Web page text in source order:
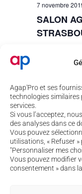
Agap'Pro et ses
technologies similaires
services.
Si vous l’acceptez,
des analyses dans ce
Vous pouvez
utilisations, « Refuser
"Personnaliser mes
Vous pouvez modifier
consentement » dans
7 novembre
SALON
4 rue de Béguey